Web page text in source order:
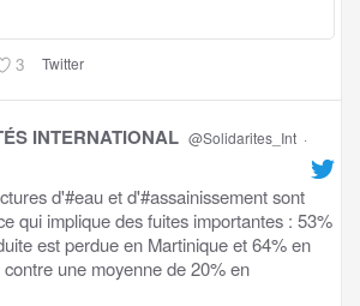
3 Twitter
INTERNATIONAL @Solidarites_Int ·
d'#eau et d'#assainissement sont
qui implique des fuites importantes : 53%
est perdue en Martinique et 64% en
une moyenne de 20% en